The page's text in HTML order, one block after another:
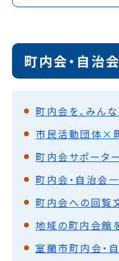
町内会・自治会
市民活動団体×
町内会サポータ
町内会・自治会
町内会への回覧
地域の町内会館
室蘭市町内会・